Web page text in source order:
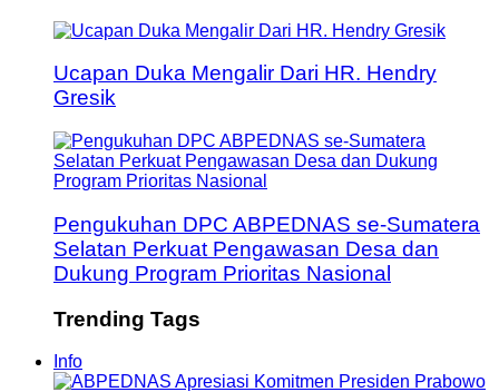
Ucapan Duka Mengalir Dari HR. Hendry
Gresik
Pengukuhan DPC ABPEDNAS se-Sumatera
Selatan Perkuat Pengawasan Desa dan
Dukung Program Prioritas Nasional
Trending Tags
Info